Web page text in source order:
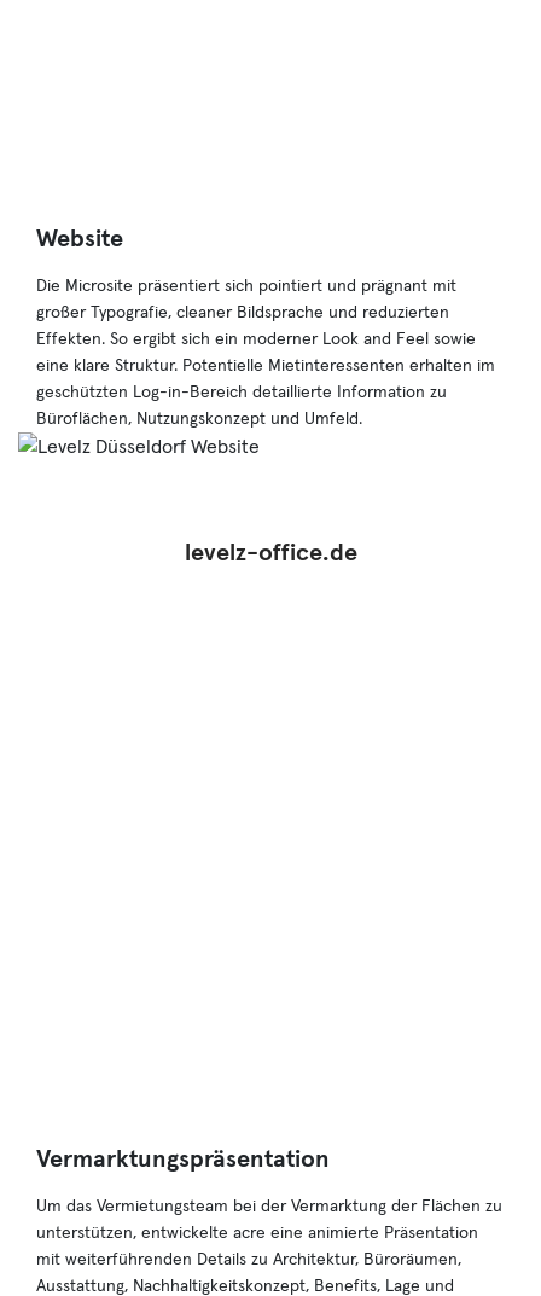
Website
Die Microsite präsentiert sich pointiert und prägnant mit
großer Typografie, cleaner Bildsprache und reduzierten
Effekten. So ergibt sich ein moderner Look and Feel sowie
eine klare Struktur. Potentielle Mietinteressenten erhalten im
geschützten Log-in-Bereich detaillierte Information zu
Büroflächen, Nutzungskonzept und Umfeld.
levelz-office.de
Vermarktungspräsentation
Um das Vermietungsteam bei der Vermarktung der Flächen zu
unterstützen, entwickelte acre eine animierte Präsentation
mit weiterführenden Details zu Architektur, Büroräumen,
Ausstattung, Nachhaltigkeitskonzept, Benefits, Lage und